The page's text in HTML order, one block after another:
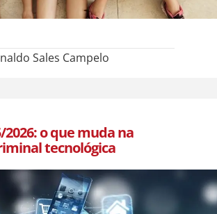
Sales Campelo
2026: o que muda na
tecnológica